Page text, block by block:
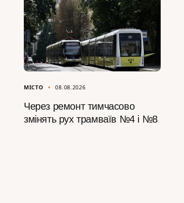
МІСТО 08.08.2026
Через ремонт тимчасово
змінять рух трамваїв №4 і №8